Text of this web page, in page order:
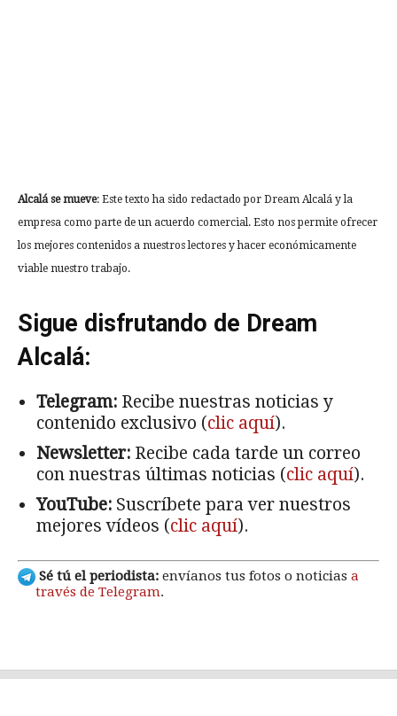
Alcalá se mueve: Este texto ha sido redactado por Dream Alcalá y la
empresa como parte de un acuerdo comercial. Esto nos permite ofrecer
los mejores contenidos a nuestros lectores y hacer económicamente
viable nuestro trabajo.
Sigue disfrutando de Dream
Alcalá:
Telegram: Recibe nuestras noticias y
contenido exclusivo (clic aquí).
Newsletter: Recibe cada tarde un correo
con nuestras últimas noticias (clic aquí).
YouTube: Suscríbete para ver nuestros
mejores vídeos (clic aquí).
Sé tú el periodista: envíanos tus fotos o noticias a
través de Telegram.